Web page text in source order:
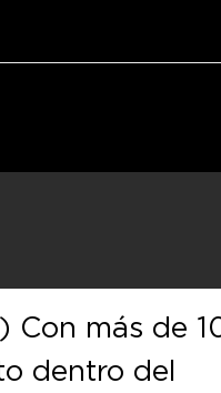
Con más de
dentro del